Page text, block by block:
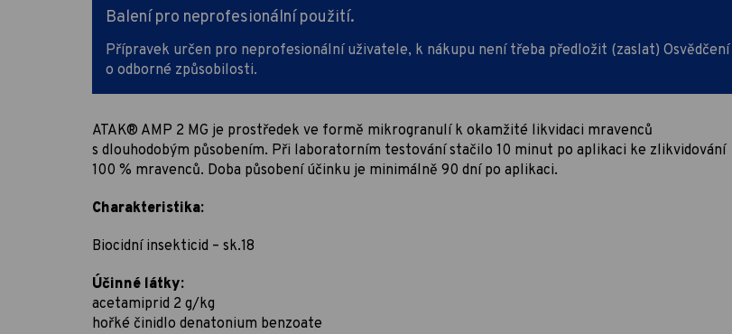
Balení pro neprofesionální použití.
Přípravek určen pro neprofesionální uživatele, k nákupu není třeba předložit (zaslat) Osvědčení
o odborné způsobilosti.
ATAK® AMP 2 MG je prostředek ve formě mikrogranulí k okamžité likvidaci mravenců
s dlouhodobým působením. Při laboratorním testování stačilo 10 minut po aplikaci ke zlikvidování
100 % mravenců. Doba působení účinku je minimálně 90 dní po aplikaci.
Charakteristika:
Biocidní insekticid – sk.18
Účinné látky:
acetamiprid 2 g/kg
hořké činidlo denatonium benzoate